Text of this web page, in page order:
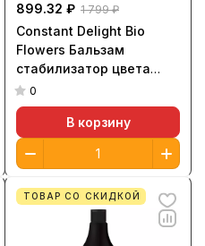
899.32 ₽ 1 799 ₽
Constant Delight Bio
Flowers Бальзам
стабилизатор цвета
1000ml
0
В корзину
ТОВАР СО СКИДКОЙ